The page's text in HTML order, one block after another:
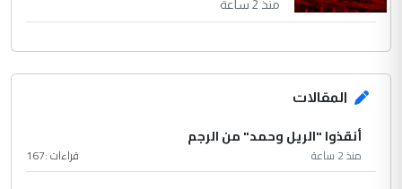
منذ 2 ساعة
المقالات
أنقذوا "الريل وحمد" من الرجم
منذ 2 ساعة قراءات :167